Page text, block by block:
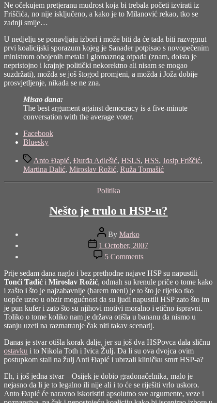
Ne očekujem pretjeranu mudrost koja bi trebala početi izvirati iz
Friščića, no nije isključeno, a kako je to Milanović rekao, tko se
zadnji smije…
U nedjelju se ponavljaju izbori i može biti da će tada biti razvrgnut
prvi koalicijski sporazum kojeg je Sanader potpisao s novopečenim
ministrom obojenih metala i glomaznog otpada (znam, doista je
nepristojno i krajnje politički nekorektno ali nisam se mogao
suzdržati), možda se još štogod promjeni, a možda i Joža dobije
prosvjetljenje, nikada se ne zna.
Misao dana:
The best argument against democracy is a five-minute
conversation with the average voter.
Share
"Još
trabunjanja"
Facebook
Bluesky
TagsAnto Đapić, Đurđa Adlešić, HSLS, HSS, Josip Friščić,
Martina Dalić, Miroslav Rožić, Ruža Tomašić
Categories
Politika
Nešto je trulo u HSP-u?
Post
author
By Marko
Post
date
1 October, 2007
5 Commentson
Nešto
je
trulo
u
HSP-
u?
Prije sedam dana naglo i bez prethodne najave HSP su napustili
Tonći Tadić i Miroslav Rožić, odmah su krenule priče o tome kako
i zašto i što je najzabavnije (barem meni) je to što je rijetko tko
uopće uzeo u obzir mogućnost da su ljudi napustili HSP zato što im
je pun kufer i zato što su njihovi motivi moralno i etično ispravni.
Toliko o tome koliko nam je država otišla u bananu da nismo u
stanju uzeti na razmatranje čak niti takav scenarij.
Danas je stvar otišla korak dalje, jer su još dva HSPovca dala sličnu
ostavku i to Nikola Toth i Ivica Žulj. Da li su ova dvojca ovim
postupkom stali na žulj Anti Đapić i ubrzali kliničku smrt HSP-a?
Eh, i još jedna stvar – Osijek je dobio gradonačelnika, malo je
nejasno da li je to legalno ili nije ali i to će se riješiti vrlo uskoro.
Anto Đapić će naravno iskoristiti apsolutno sve argumente, veze i